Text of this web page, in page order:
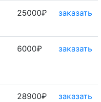
25000₽ заказать
6000₽ заказать
28900₽ заказать